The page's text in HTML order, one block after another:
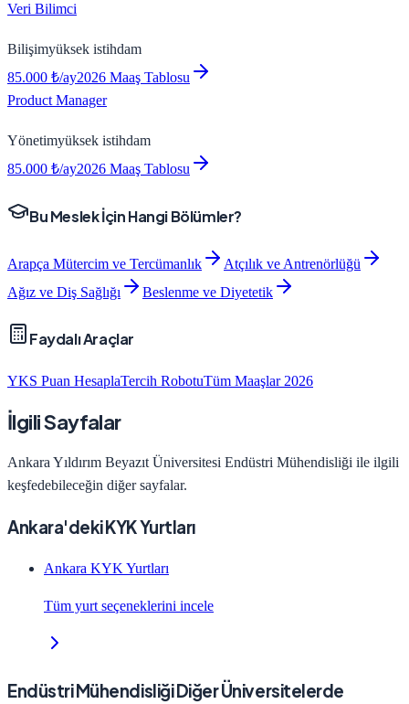
Veri Bilimci
Bilişimyüksek istihdam
85.000 ₺/ay2026 Maaş Tablosu
Product Manager
Yönetimyüksek istihdam
85.000 ₺/ay2026 Maaş Tablosu
Bu Meslek İçin Hangi Bölümler?
Arapça Mütercim ve Tercümanlık
Atçılık ve Antrenörlüğü
Ağız ve Diş Sağlığı
Beslenme ve Diyetetik
Faydalı Araçlar
YKS Puan HesaplaTercih RobotuTüm Maaşlar 2026
İlgili Sayfalar
Ankara Yıldırım Beyazıt Üniversitesi Endüstri Mühendisliği ile ilgili
keşfedebileceğin diğer sayfalar.
Ankara'deki KYK Yurtları
Ankara KYK Yurtları
Tüm yurt seçeneklerini incele
Endüstri Mühendisliği Diğer Üniversitelerde